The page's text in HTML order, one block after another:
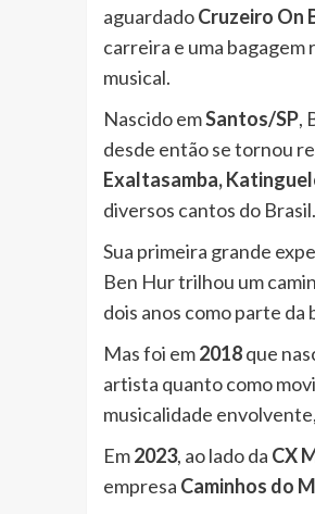
aguardadoCruzeiro On
carreira e uma bagagem
musical.
Nascido emSantos/SP,
desde então se tornou
Exaltasamba,
diversos cantos do Brasil.
Sua primeira grande
Ben Hur trilhou um
dois anos como parte da
Mas foi em2018que
artista quanto como
musicalidade
Em2023, ao lado da CX
empresa Caminhos do